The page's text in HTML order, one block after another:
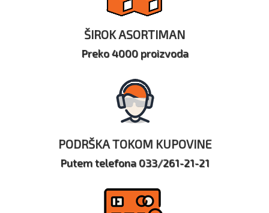
ŠIROK ASORTIMAN
Preko 4000 proizvoda
PODRŠKA TOKOM KUPOVINE
Putem telefona 033/261-21-21